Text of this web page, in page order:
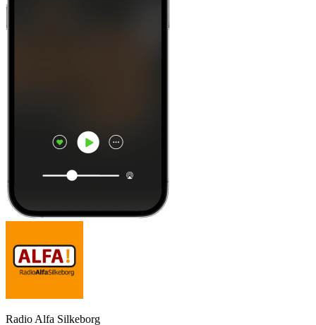
Radio Alfa Silkeborg